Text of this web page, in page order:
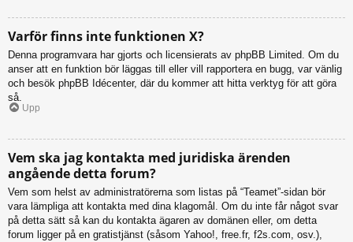
Varför finns inte funktionen X?
Denna programvara har gjorts och licensierats av phpBB Limited. Om du
anser att en funktion bör läggas till eller vill rapportera en bugg, var vänlig
och besök phpBB Idécenter, där du kommer att hitta verktyg för att göra
så.
Upp
Vem ska jag kontakta med juridiska ärenden
angående detta forum?
Vem som helst av administratörerna som listas på “Teamet”-sidan bör
vara lämpliga att kontakta med dina klagomål. Om du inte får något svar
på detta sätt så kan du kontakta ägaren av domänen eller, om detta
forum ligger på en gratistjänst (såsom Yahoo!, free.fr, f2s.com, osv.),